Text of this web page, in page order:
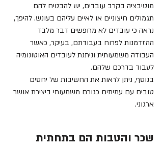
מוטיבציה בקרב עובדים, יש להבטיח להם
תגמולים חיצוניים או לאיים עליהם בעונש. להיפך,
נראה כי עובדים לא מחפשים דבר מלבד
ההזדמנות לפרוח בעבודתם, בעיקר, כאשר
העבודה משמעותית וניתנת לעובדים האוטונומיה
לעבוד בדרכם שלהם.
בנוסף, ניתן לראות את החשיבות של יחסים
טובים עם עמיתים כגורם משמעותי ביצירת אושר
ארגוני.
שכר והטבות הם בתחתית